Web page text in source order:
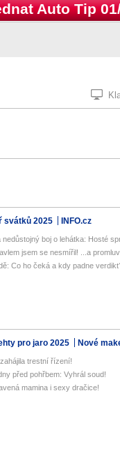
Auto Tip
svátků 2025 INFO.cz
boj o lehátka: Hosté
jsem se nesmířil! ...a
Co ho čeká a kdy padne
pro jaro 2025 Nové
trestní řízení!
před pohřbem: Vyhrál soud!
mamina i sexy dračice!